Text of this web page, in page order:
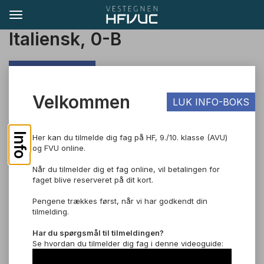
Italiensk, 0-B
Pris: DKK 1.400,00
Om faget
Italiensk er et vindue mod andre sprog og kulturer. Faget giver
dig sproglige kompetencer, samt indsigt og forståelse for
italiensk samfund og kultur.
Det er en fordel, hvis du allerede kender sproget og kan tale
det lidt, da det er meget svært at lære et nyt sprog kun via e-
learning. Hvis du ikke kan sproget i forvejen, skal du tage
faget over et helt år, og selv finde måder at øve sproget på
ved siden af undervisningen på e-learning.
Info
Velkommen
Her kan du tilmelde dig fag på HF, 9./10. klasse (AVU)
og FVU online.
Når du tilmelder dig et fag online, vil betalingen for
faget blive reserveret på dit kort.
Pengene trækkes først, når vi har godkendt din
tilmelding.
Har du spørgsmål til tilmeldingen?
Se hvordan du tilmelder dig fag i denne videoguide:
LUK INFO-BOKS